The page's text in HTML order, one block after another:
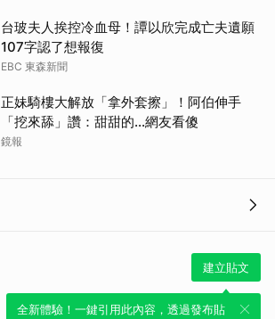
台玻夫人挨控冷血母！譚以欣完成亡夫遺願
107字認了想報復
EBC 東森新聞
正妹騎樓大解放「拿外套擦」！阿伯伸手
「挖來舔」讚：甜甜的...網友看傻
鏡報
建立貼文
全新體驗！一鍵引用此內容，透過發布貼